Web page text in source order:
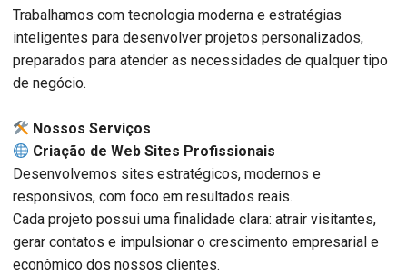
Trabalhamos com tecnologia moderna e estratégias
inteligentes para desenvolver projetos personalizados,
preparados para atender as necessidades de qualquer tipo
de negócio.
️ Nossos Serviços
Criação de Web Sites Profissionais
Desenvolvemos sites estratégicos, modernos e
responsivos, com foco em resultados reais.
Cada projeto possui uma finalidade clara: atrair visitantes,
gerar contatos e impulsionar o crescimento empresarial e
econômico dos nossos clientes.